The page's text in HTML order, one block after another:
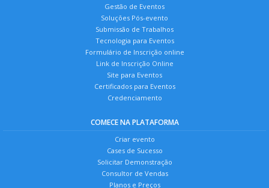
Gestão de Eventos
Soluções Pós-evento
Submissão de Trabalhos
Tecnologia para Eventos
Formulário de Inscrição online
Link de Inscrição Online
Site para Eventos
Certificados para Eventos
Credenciamento
COMECE NA PLATAFORMA
Criar evento
Cases de Sucesso
Solicitar Demonstração
Consultor de Vendas
Planos e Preços